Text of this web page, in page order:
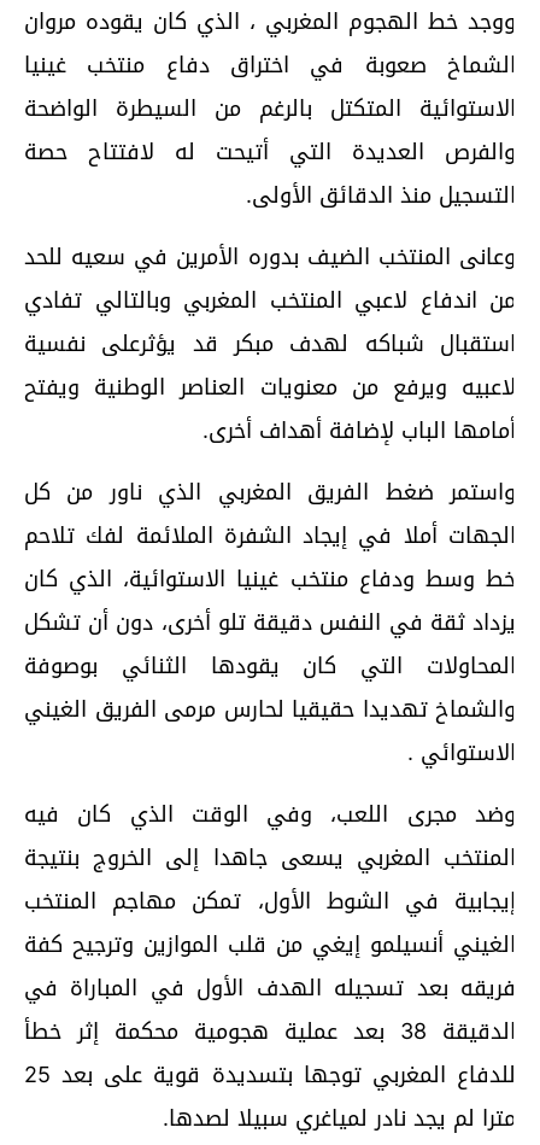
خط الهجوم المغربي ، الذي كان يقوده مروان
صعوبة في اختراق دفاع منتخب غينيا
المتكتل بالرغم من السيطرة الواضحة
العديدة التي أتيحت له لافتتاح حصة
منذ الدقائق الأولى.
المنتخب الضيف بدوره الأمرين في سعيه للحد
اندفاع لاعبي المنتخب المغربي وبالتالي تفادي
شباكه لهدف مبكر قد يؤثرعلى نفسية
ويرفع من معنويات العناصر الوطنية ويفتح
الباب لإضافة أهداف أخرى.
ضغط الفريق المغربي الذي ناور من كل
أملا في إيجاد الشفرة الملائمة لفك تلاحم
وسط ودفاع منتخب غينيا الاستوائية، الذي كان
ثقة في النفس دقيقة تلو أخرى، دون أن تشكل
التي كان يقودها الثنائي بوصوفة
تهديدا حقيقيا لحارس مرمى الفريق الغيني
.
مجرى اللعب، وفي الوقت الذي كان فيه
المغربي يسعى جاهدا إلى الخروج بنتيجة
في الشوط الأول، تمكن مهاجم المنتخب
أنسيلمو إيغي من قلب الموازين وترجيح كفة
بعد تسجيله الهدف الأول في المباراة في
الدقيقة 38 بعد عملية هجومية محكمة إثر خطأ
للدفاع المغربي توجها بتسديدة قوية على بعد 25
لم يجد نادر لمياغري سبيلا لصدها.